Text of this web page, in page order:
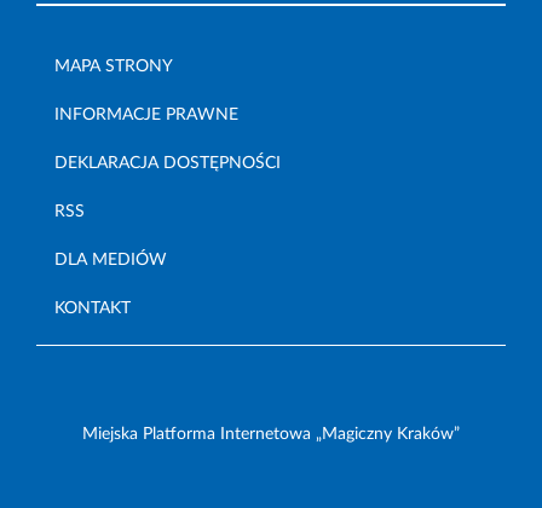
MAPA STRONY
INFORMACJE PRAWNE
DEKLARACJA DOSTĘPNOŚCI
RSS
DLA MEDIÓW
KONTAKT
Miejska Platforma Internetowa „Magiczny Kraków”